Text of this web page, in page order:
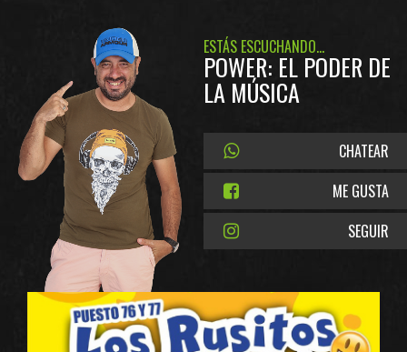
ESTÁS ESCUCHANDO...
POWER: EL PODER DE
LA MÚSICA
CHATEAR
ME GUSTA
SEGUIR